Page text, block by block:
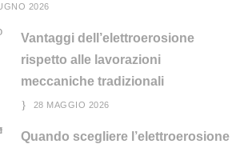
2026
Vantaggi dell’elettroerosione
rispetto alle lavorazioni
meccaniche tradizionali
28 MAGGIO 2026
Quando scegliere l’elettroerosione